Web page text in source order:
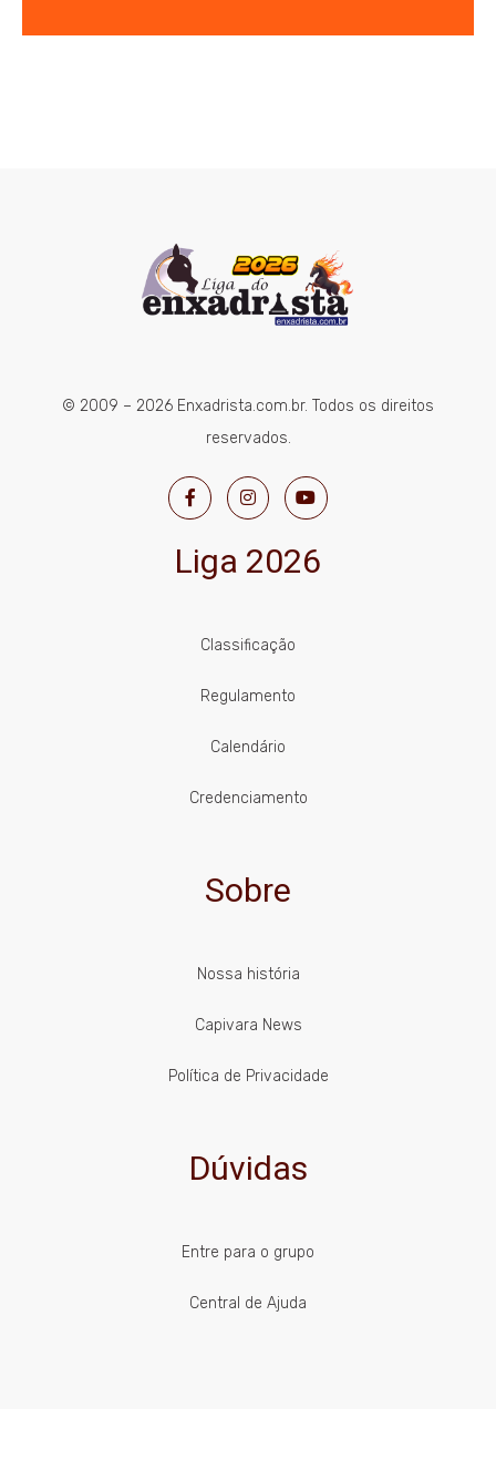
© 2009 – 2026 Enxadrista.com.br. Todos os direitos
reservados.
Liga 2026
Classificação
Regulamento
Calendário
Credenciamento
Sobre
Nossa história
Capivara News
Política de Privacidade
Dúvidas
Entre para o grupo
Central de Ajuda